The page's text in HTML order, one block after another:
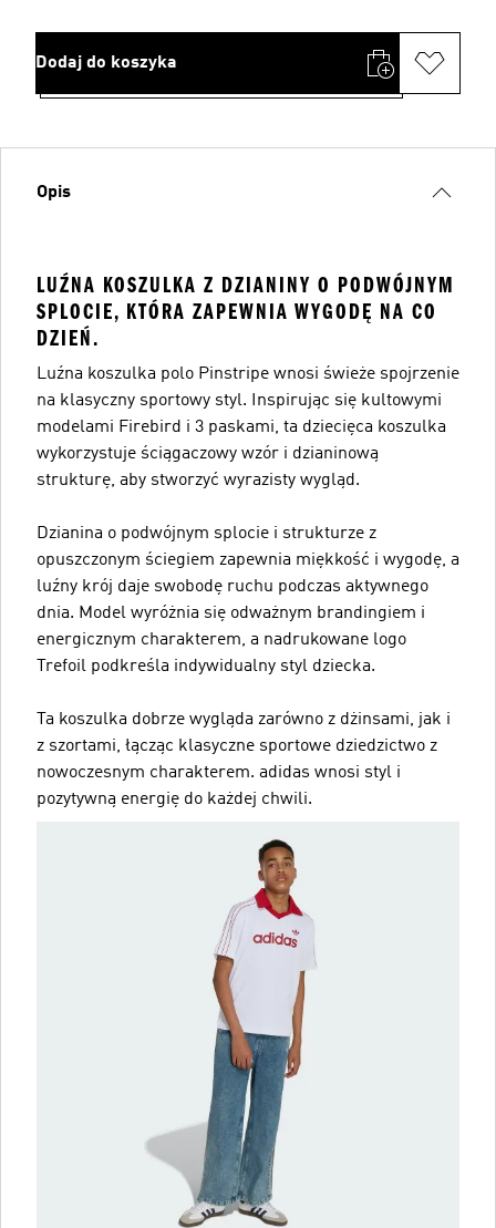
Dodaj do koszyka
Opis
LUŹNA KOSZULKA Z DZIANINY O PODWÓJNYM
SPLOCIE, KTÓRA ZAPEWNIA WYGODĘ NA CO
DZIEŃ.
Luźna koszulka polo Pinstripe wnosi świeże spojrzenie
na klasyczny sportowy styl. Inspirując się kultowymi
modelami Firebird i 3 paskami, ta dziecięca koszulka
wykorzystuje ściągaczowy wzór i dzianinową
strukturę, aby stworzyć wyrazisty wygląd.
Dzianina o podwójnym splocie i strukturze z
opuszczonym ściegiem zapewnia miękkość i wygodę, a
luźny krój daje swobodę ruchu podczas aktywnego
dnia. Model wyróżnia się odważnym brandingiem i
energicznym charakterem, a nadrukowane logo
Trefoil podkreśla indywidualny styl dziecka.
Ta koszulka dobrze wygląda zarówno z dżinsami, jak i
z szortami, łącząc klasyczne sportowe dziedzictwo z
nowoczesnym charakterem. adidas wnosi styl i
pozytywną energię do każdej chwili.